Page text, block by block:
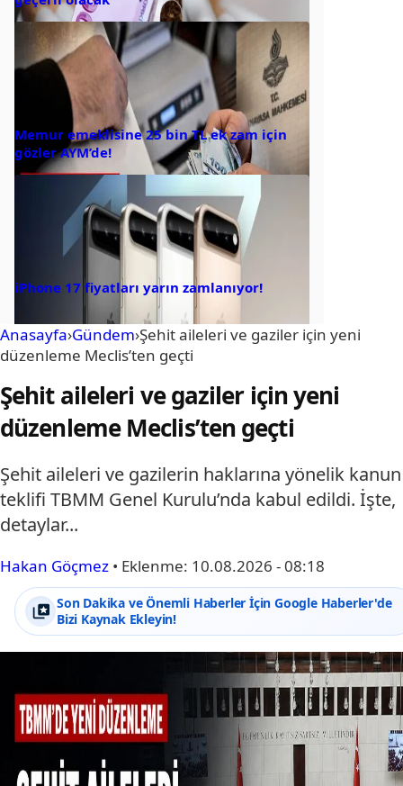
Memur emeklisine 25 bin TL ek zam için
gözler AYM’de!
iPhone 17 fiyatları yarın zamlanıyor!
Anasayfa›Gündem›Şehit aileleri ve gaziler için yeni
düzenleme Meclis’ten geçti
Şehit aileleri ve gaziler için yeni
düzenleme Meclis’ten geçti
Şehit aileleri ve gazilerin haklarına yönelik kanun
teklifi TBMM Genel Kurulu’nda kabul edildi. İşte,
detaylar...
Hakan Göçmez • Eklenme: 10.08.2026 - 08:18
Son Dakika ve Önemli Haberler İçin Google Haberler'de
Bizi Kaynak Ekleyin!